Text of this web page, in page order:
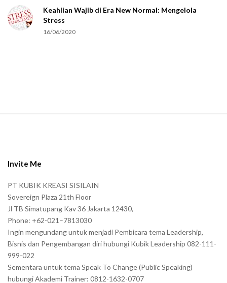
Keahlian Wajib di Era New Normal: Mengelola
Stress
16/06/2020
Invite Me
PT KUBIK KREASI SISILAIN
Sovereign Plaza 21th Floor
Jl TB Simatupang Kav 36 Jakarta 12430,
Phone: +62-021–7813030
Ingin mengundang untuk menjadi Pembicara tema Leadership,
Bisnis dan Pengembangan diri hubungi Kubik Leadership 082-111-
999-022
Sementara untuk tema Speak To Change (Public Speaking)
hubungi Akademi Trainer: 0812-1632-0707